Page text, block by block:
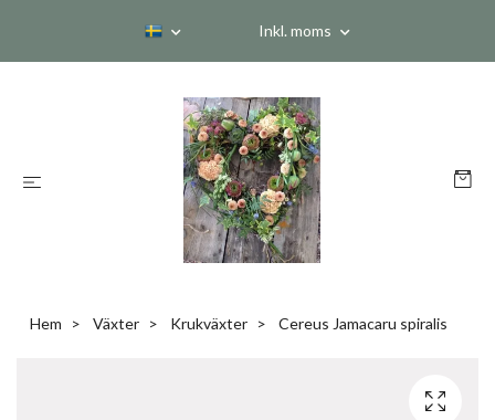
Inkl. moms
Hem Växter Krukväxter Cereus Jamacaru spiralis